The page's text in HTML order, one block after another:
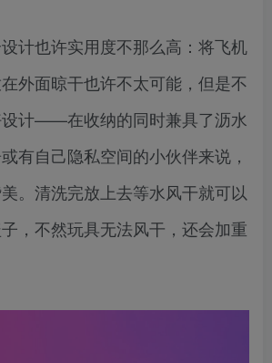
计也许实用度不那么高：将飞机
外面晾干也许不太可能，但是不
计——在收纳的同时兼具了沥水
有自己隐私空间的小伙伴来说，
。清洗完放上去等水风干就可以
，不然玩具无法风干，还会加重